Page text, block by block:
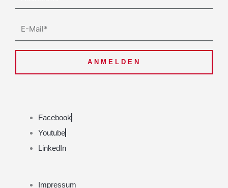
E-
Mail
ANMELDEN
Facebook
Youtube
LinkedIn
Impressum